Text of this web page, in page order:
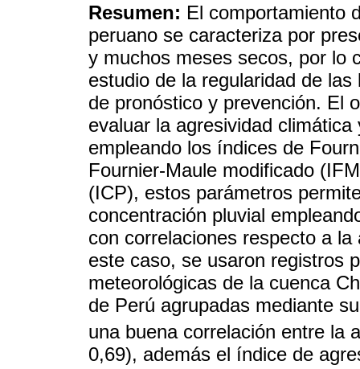
Resumen: El comportamiento
peruano se caracteriza por
y muchos meses secos, por lo
estudio de la regularidad de
de pronóstico y prevención. El
evaluar la agresividad
empleando los índices de
Fournier-Maule modificado
(ICP), estos parámetros
concentración pluvial
con correlaciones respecto a
este caso, se usaron registros
meteorológicas de la cuenca
de Perú agrupadas mediante
una buena correlación entre la
0,69), además el índice de